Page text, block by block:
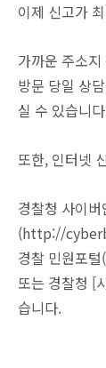
이제 신고가
가까운 주소
방문 당일 상
실 수 있습니
또한, 인터넷
경찰청 사이
(http://
경찰 민원포
또는 경찰청 [
습니다.